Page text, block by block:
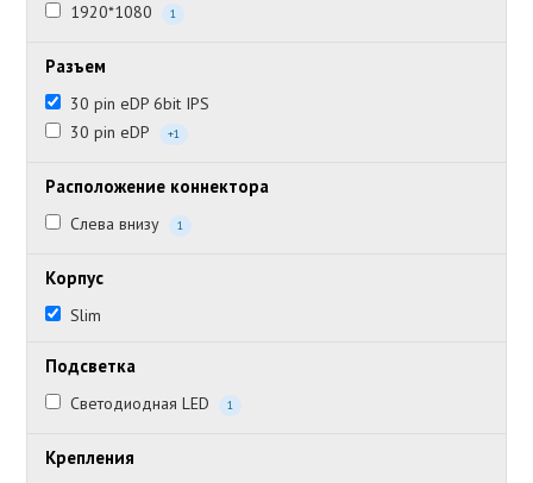
1920*1080 1
Разъем
30 pin eDP 6bit IPS
30 pin eDP
+1
Расположение коннектора
Слева внизу 1
Корпус
Slim
Подсветка
Светодиодная LED 1
Крепления